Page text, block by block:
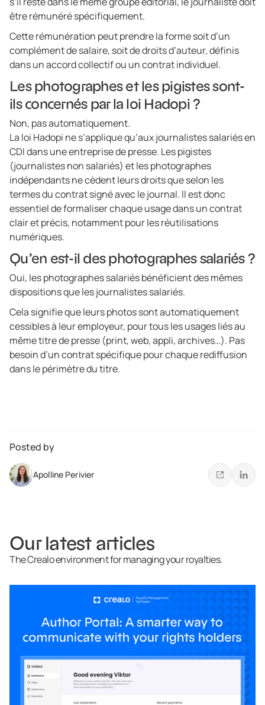
être rémunéré spécifiquement.
Cette rémunération peut prendre la forme soit d’un
complément de salaire, soit de droits d’auteur, définis
dans un accord collectif ou un contrat individuel.
Les photographes et les pigistes sont-
ils concernés par la loi Hadopi ?
Non, pas automatiquement.
La loi Hadopi ne s’applique qu’aux journalistes salariés en
CDI dans une entreprise de presse. Les pigistes
(journalistes non salariés) et les photographes
indépendants ne cèdent leurs droits que selon les
termes du contrat signé avec le journal. Il est donc
essentiel de formaliser chaque usage dans un contrat
clair et précis, notamment pour les réutilisations
numériques.
Qu’en est-il des photographes salariés ?
Oui, les photographes salariés bénéficient des mêmes
dispositions que les journalistes salariés.
Cela signifie que leurs photos sont automatiquement
cessibles à leur employeur, pour tous les usages liés au
même titre de presse (print, web, appli, archives…). Pas
besoin d’un contrat spécifique pour chaque rediffusion
dans le périmètre du titre.
Posted by
Apolline Perivier
Our latest articles
The Crealo environment for managing your royalties.